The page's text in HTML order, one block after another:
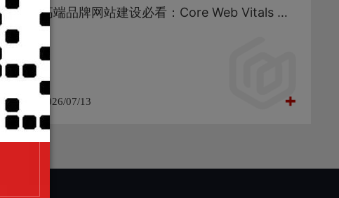
高端品牌网站建设必看：Core Web Vitals 深度优化与性能工程化落地
2026/07/13